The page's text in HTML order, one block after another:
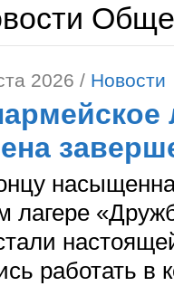
2026 / Новости
лагере
работать в